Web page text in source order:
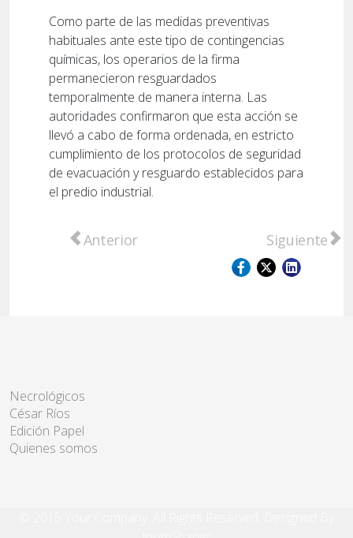
Como parte de las medidas preventivas
habituales ante este tipo de contingencias
químicas, los operarios de la firma
permanecieron resguardados
temporalmente de manera interna. Las
autoridades confirmaron que esta acción se
llevó a cabo de forma ordenada, en estricto
cumplimiento de los protocolos de seguridad
de evacuación y resguardo establecidos para
el predio industrial.
Artículo anterior: Denunciado por
Anterior Artículo
Siguiente
Necrológicos
César Ríos
Edición Papel
Quienes somos